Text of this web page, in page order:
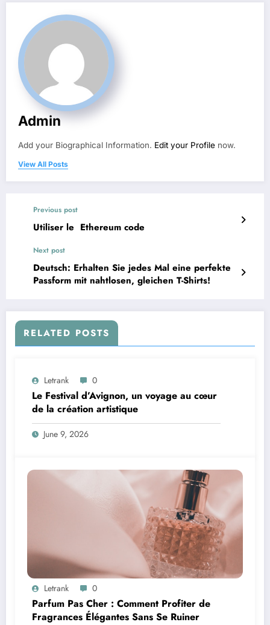
Admin
Add your Biographical Information. Edit your Profile now.
View All Posts
Previous post
Utiliser le Ethereum code
Next post
Deutsch: Erhalten Sie jedes Mal eine perfekte
Passform mit nahtlosen, gleichen T-Shirts!
RELATED POSTS
Letrank 0
Le Festival d’Avignon, un voyage au cœur
de la création artistique
June 9, 2026
Letrank 0
Parfum Pas Cher : Comment Profiter de
Fragrances Élégantes Sans Se Ruiner